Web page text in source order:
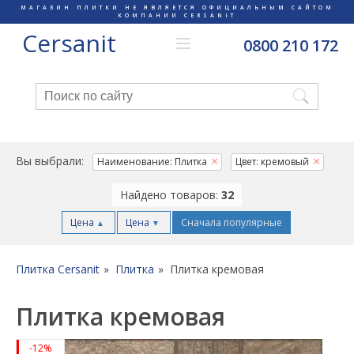
МАГАЗИН ПЛИТКИ НЕ ЯВЛЯЕТСЯ ОФИЦИАЛЬНЫМ САЙТОМ
КОМПАНИИ CERSANIT
Cersanit 0800 210 172
Вы выбрали: Наименование: Плитка Цвет: кремовый
Найдено товаров: 32
Цена ▲ Цена ▼ Сначала популярные
Плитка Cersanit Плитка Плитка кремовая
Плитка кремовая
-12%